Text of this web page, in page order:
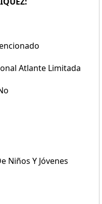
Atlante Limitada
Niños Y Jóvenes